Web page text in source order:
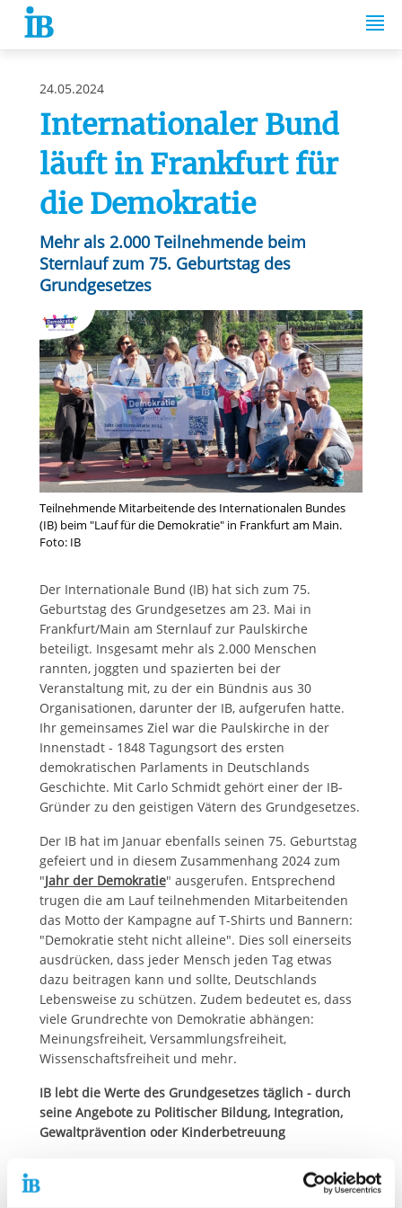
Springe zum Inhalt
24.05.2024
Internationaler Bund
läuft in Frankfurt für
die Demokratie
Mehr als 2.000 Teilnehmende beim
Sternlauf zum 75. Geburtstag des
Grundgesetzes
Teilnehmende Mitarbeitende des Internationalen Bundes
(IB) beim "Lauf für die Demokratie" in Frankfurt am Main.
Foto: IB
Der Internationale Bund (IB) hat sich zum 75.
Geburtstag des Grundgesetzes am 23. Mai in
Frankfurt/Main am Sternlauf zur Paulskirche
beteiligt. Insgesamt mehr als 2.000 Menschen
rannten, joggten und spazierten bei der
Veranstaltung mit, zu der ein Bündnis aus 30
Organisationen, darunter der IB, aufgerufen hatte.
Ihr gemeinsames Ziel war die Paulskirche in der
Innenstadt - 1848 Tagungsort des ersten
demokratischen Parlaments in Deutschlands
Geschichte. Mit Carlo Schmidt gehört einer der IB-
Gründer zu den geistigen Vätern des Grundgesetzes.
Der IB hat im Januar ebenfalls seinen 75. Geburtstag
gefeiert und in diesem Zusammenhang 2024 zum
"Jahr der Demokratie" ausgerufen. Entsprechend
trugen die am Lauf teilnehmenden Mitarbeitenden
das Motto der Kampagne auf T-Shirts und Bannern:
"Demokratie steht nicht alleine". Dies soll einerseits
ausdrücken, dass jeder Mensch jeden Tag etwas
dazu beitragen kann und sollte, Deutschlands
Lebensweise zu schützen. Zudem bedeutet es, dass
viele Grundrechte von Demokratie abhängen:
Meinungsfreiheit, Versammlungsfreiheit,
Wissenschaftsfreiheit und mehr.
IB lebt die Werte des Grundgesetzes täglich - durch
seine Angebote zu Politischer Bildung, Integration,
Gewaltprävention oder Kinderbetreuung
auch den Externen, für Ihre Teilnahme an dieser